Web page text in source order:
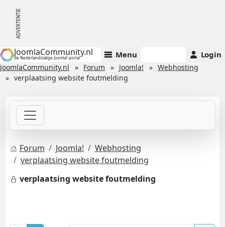
JoomlaCommunity.nl
de Nederlandstalige Joomla!-portal Menu Login
JoomlaCommunity.nl Forum Joomla!
Webhosting
verplaatsing website foutmelding
Forum Joomla!
Webhosting
verplaatsing website foutmelding
verplaatsing website foutmelding